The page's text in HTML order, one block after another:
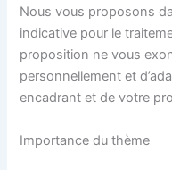
Nous vous proposons
indicative pour le
proposition ne vous
personnellement et
encadrant et de votre
Importance du thème